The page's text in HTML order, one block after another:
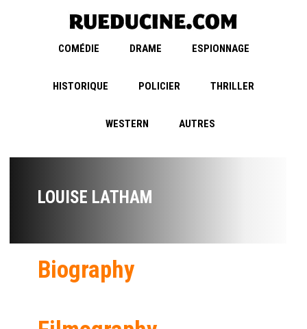
COMÉDIE DRAME ESPIONNAGE
HISTORIQUE POLICIER THRILLER
WESTERN AUTRES
LOUISE LATHAM
Biography